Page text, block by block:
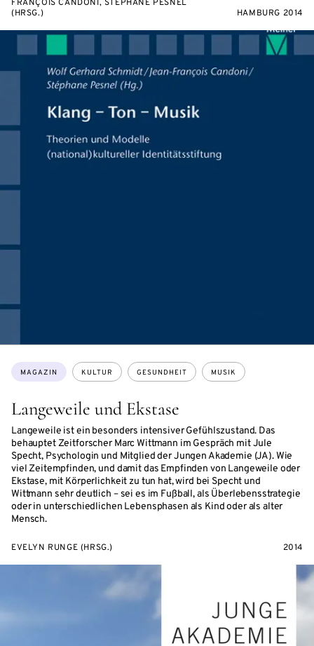
FRANÇOIS CANDONI, STÉPHANE PESNEL
(HRSG.)
HAMBURG 2014
Langeweile und Ekstase
Langeweile ist ein besonders intensiver Gefühlszustand. Das
behauptet Zeitforscher Marc Wittmann im Gespräch mit Jule
Specht, Psychologin und Mitglied der Jungen Akademie (JA). Wie
viel Zeitempfinden, und damit das Empfinden von Langeweile oder
Ekstase, mit Körperlichkeit zu tun hat, wird bei Specht und
Wittmann sehr deutlich – sei es im Fußball, als Überlebensstrategie
oder in unterschiedlichen Lebensphasen als Kind oder als alter
Mensch.
Themen:
MAGAZIN KULTUR GESUNDHEIT MUSIK
EVELYN RUNGE (HRSG.) 2014